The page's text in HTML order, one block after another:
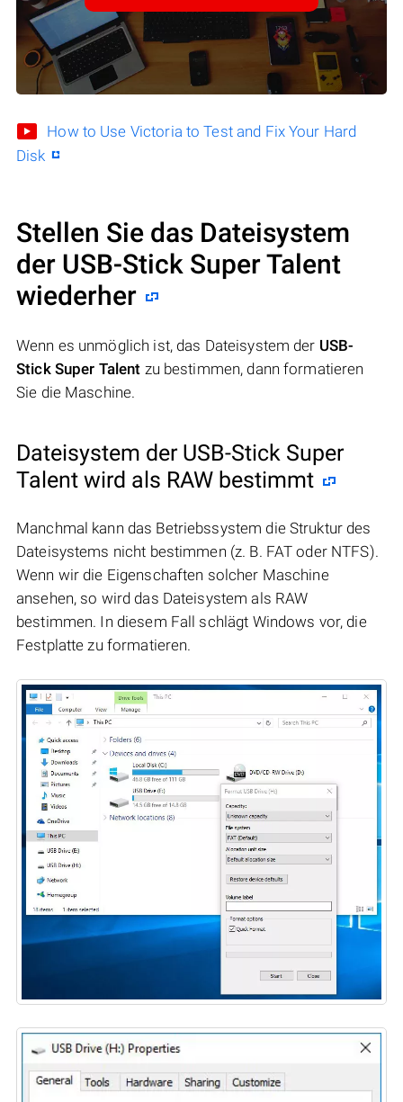
How to Use Victoria to Test and Fix Your Hard
Disk
Stellen Sie das Dateisystem
der USB-Stick Super Talent
wiederher
Wenn es unmöglich ist, das Dateisystem der USB-
Stick Super Talent zu bestimmen, dann formatieren
Sie die Maschine.
Dateisystem der USB-Stick Super
Talent wird als RAW bestimmt
Manchmal kann das Betriebssystem die Struktur des
Dateisystems nicht bestimmen (z. B. FAT oder NTFS).
Wenn wir die Eigenschaften solcher Maschine
ansehen, so wird das Dateisystem als RAW
bestimmen. In diesem Fall schlägt Windows vor, die
Festplatte zu formatieren.